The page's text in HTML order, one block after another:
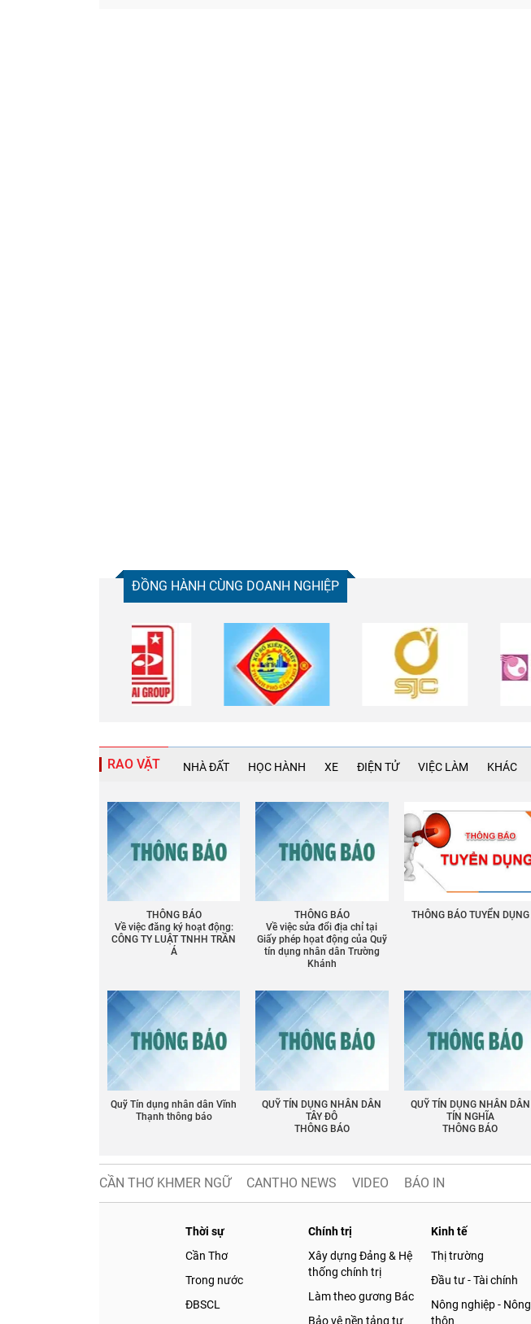
ĐỒNG HÀNH CÙNG DOANH NGHIỆP
RAO VẶT NHÀ ĐẤT HỌC HÀNH XE ĐIỆN TỬ VIỆC LÀM KHÁC
THÔNG BÁO
Về việc đăng ký hoạt động:
CÔNG TY LUẬT TNHH TRẦN
Á
THÔNG BÁO
Về việc sửa đổi địa chỉ tại
Giấy phép họat động của Quỹ
tín dụng nhân dân Trường
Khánh
THÔNG BÁO TUYỂN DỤNG
Quỹ Tín dụng nhân dân Vĩnh
Thạnh thông báo
QUỸ TÍN DỤNG NHÂN DÂN
TÂY ĐÔ
THÔNG BÁO
QUỸ TÍN DỤNG NHÂN DÂN
TÍN NGHĨA
THÔNG BÁO
CẦN THƠ KHMER NGỮ CANTHO NEWS VIDEO BÁO IN
Thời sự
Cần Thơ
Trong nước
ĐBSCL
Chính trị
Xây dựng Đảng & Hệ
thống chính trị
Làm theo gương Bác
Bảo vệ nền tảng tư
Kinh tế
Thị trường
Đầu tư - Tài chính
Nông nghiệp - Nông
thôn